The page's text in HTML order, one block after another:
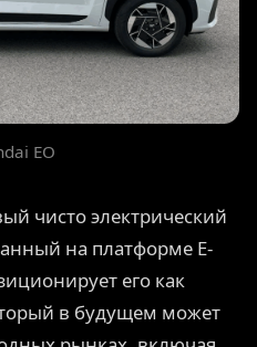
EO
чисто электрический
на платформе E-
его как
в будущем может